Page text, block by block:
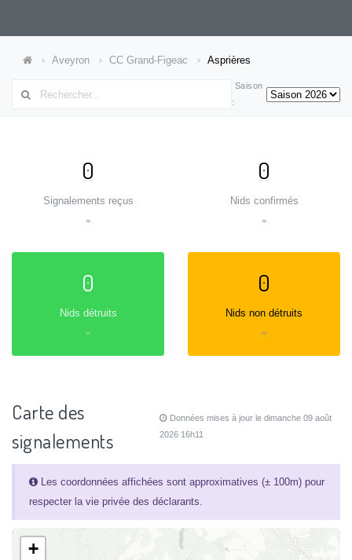
Aveyron CC Grand-Figeac Asprières
Saison
:
0
Signalements reçus
=
0
Nids confirmés
=
0
Nids détruits
=
0
Nids non détruits
=
Carte des
signalements
Données mises à jour le dimanche 09 août
2026 16h11
Les coordonnées affichées sont approximatives (± 100m) pour
respecter la vie privée des déclarants.
+